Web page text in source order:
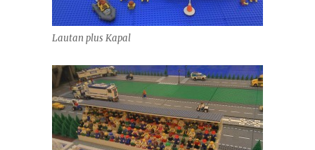
Lautan plus Kapal